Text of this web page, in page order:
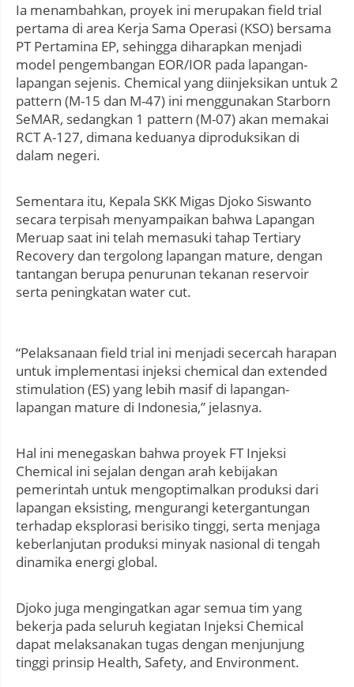
Ia menambahkan, proyek ini merupakan field trial
pertama di area Kerja Sama Operasi (KSO) bersama
PT Pertamina EP, sehingga diharapkan menjadi
model pengembangan EOR/IOR pada lapangan-
lapangan sejenis. Chemical yang diinjeksikan untuk 2
pattern (M-15 dan M-47) ini menggunakan Starborn
SeMAR, sedangkan 1 pattern (M-07) akan memakai
RCT A-127, dimana keduanya diproduksikan di
dalam negeri.
Sementara itu, Kepala SKK Migas Djoko Siswanto
secara terpisah menyampaikan bahwa Lapangan
Meruap saat ini telah memasuki tahap Tertiary
Recovery dan tergolong lapangan mature, dengan
tantangan berupa penurunan tekanan reservoir
serta peningkatan water cut.
“Pelaksanaan field trial ini menjadi secercah harapan
untuk implementasi injeksi chemical dan extended
stimulation (ES) yang lebih masif di lapangan-
lapangan mature di Indonesia,” jelasnya.
Hal ini menegaskan bahwa proyek FT Injeksi
Chemical ini sejalan dengan arah kebijakan
pemerintah untuk mengoptimalkan produksi dari
lapangan eksisting, mengurangi ketergantungan
terhadap eksplorasi berisiko tinggi, serta menjaga
keberlanjutan produksi minyak nasional di tengah
dinamika energi global.
Djoko juga mengingatkan agar semua tim yang
bekerja pada seluruh kegiatan Injeksi Chemical
dapat melaksanakan tugas dengan menjunjung
tinggi prinsip Health, Safety, and Environment.